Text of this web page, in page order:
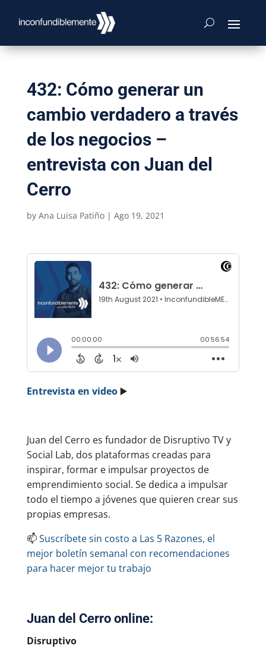
432: Cómo generar un
cambio verdadero a través
de los negocios –
entrevista con Juan del
Cerro
by Ana Luisa Patiño| Ago 19, 2021
Entrevista en video▶️
Juan del Cerro es fundador de Disruptivo TV y
Social Lab, dos plataformas creadas para
inspirar, formar e impulsar proyectos de
emprendimiento social. Se dedica a impulsar
todo el tiempo a jóvenes que quieren crear sus
propias empresas.
📫Suscríbete sin costo a Las 5 Razones, el
mejor boletín semanal con recomendaciones
para hacer mejor tu trabajo
Juan del Cerro online:
Disruptivo